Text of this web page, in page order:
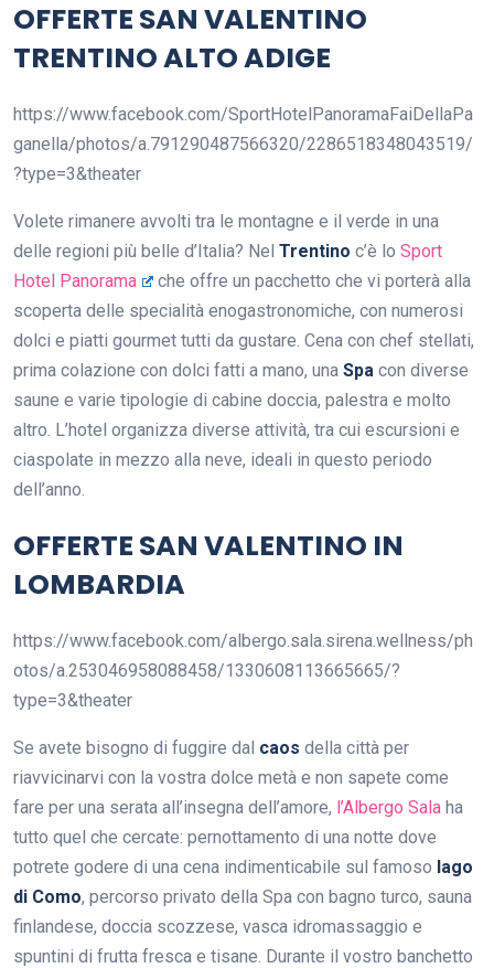
OFFERTE SAN VALENTINO
TRENTINO ALTO ADIGE
https://www.facebook.com/SportHotelPanoramaFaiDellaPa
ganella/photos/a.791290487566320/2286518348043519/
?type=3&theater
Volete rimanere avvolti tra le montagne e il verde in una
delle regioni più belle d’Italia? Nel Trentino c’è lo Sport
Hotel Panorama
che offre un pacchetto che vi porterà alla
scoperta delle specialità enogastronomiche, con numerosi
dolci e piatti gourmet tutti da gustare. Cena con chef stellati,
prima colazione con dolci fatti a mano, una Spa con diverse
saune e varie tipologie di cabine doccia, palestra e molto
altro. L’hotel organizza diverse attività, tra cui escursioni e
ciaspolate in mezzo alla neve, ideali in questo periodo
dell’anno.
OFFERTE SAN VALENTINO IN
LOMBARDIA
https://www.facebook.com/albergo.sala.sirena.wellness/ph
otos/a.253046958088458/1330608113665665/?
type=3&theater
Se avete bisogno di fuggire dal caos della città per
riavvicinarvi con la vostra dolce metà e non sapete come
fare per una serata all’insegna dell’amore, l’Albergo Sala ha
tutto quel che cercate: pernottamento di una notte dove
potrete godere di una cena indimenticabile sul famoso lago
di Como, percorso privato della Spa con bagno turco, sauna
finlandese, doccia scozzese, vasca idromassaggio e
spuntini di frutta fresca e tisane. Durante il vostro banchetto